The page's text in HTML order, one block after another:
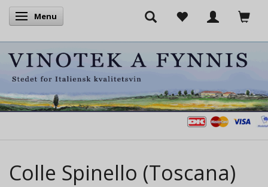
Skifte navigation
Menu
Colle Spinello (Toscana)